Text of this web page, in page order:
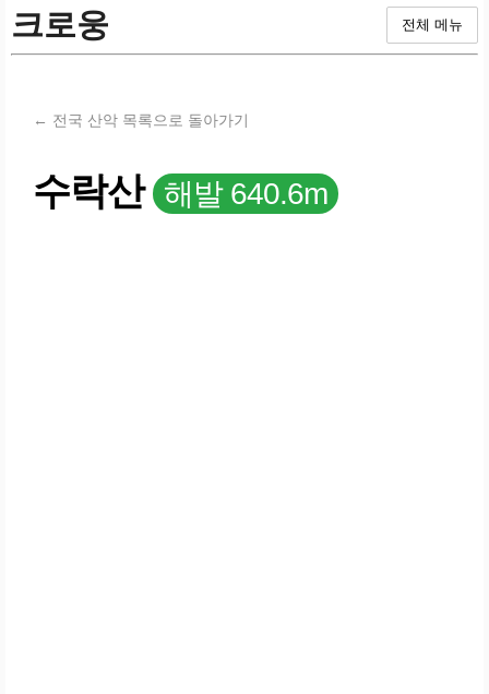
크로웅 전체 메뉴
← 전국 산악 목록으로 돌아가기
수락산 해발 640.6m